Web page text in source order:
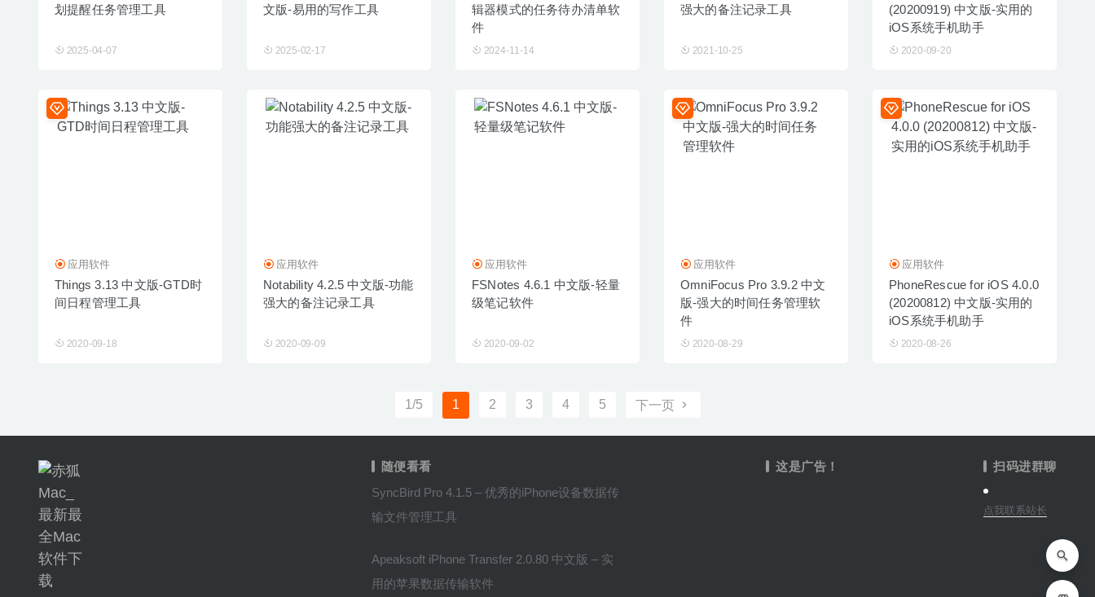
划提醒任务管理工具
2025-04-07
文版-易用的写作工具
2025-02-17
辑器模式的任务待办清单软
件
2024-11-14
强大的备注记录工具
2021-10-25
(20200919) 中文版-实用的
iOS系统手机助手
2020-09-20
应用软件
Things 3.13 中文版-GTD时
间日程管理工具
2020-09-18
应用软件
Notability 4.2.5 中文版-功能
强大的备注记录工具
2020-09-09
应用软件
FSNotes 4.6.1 中文版-轻量
级笔记软件
2020-09-02
应用软件
OmniFocus Pro 3.9.2 中文
版-强大的时间任务管理软
件
2020-08-29
应用软件
PhoneRescue for iOS 4.0.0
(20200812) 中文版-实用的
iOS系统手机助手
2020-08-26
1/5 1 2 3 4 5 下一页
随便看看
SyncBird Pro 4.1.5 – 优秀的iPhone设备数据传
输文件管理工具
Apeaksoft iPhone Transfer 2.0.80 中文版 – 实
用的苹果数据传输软件
这是广告！ 扫码进群聊
点我联系站长